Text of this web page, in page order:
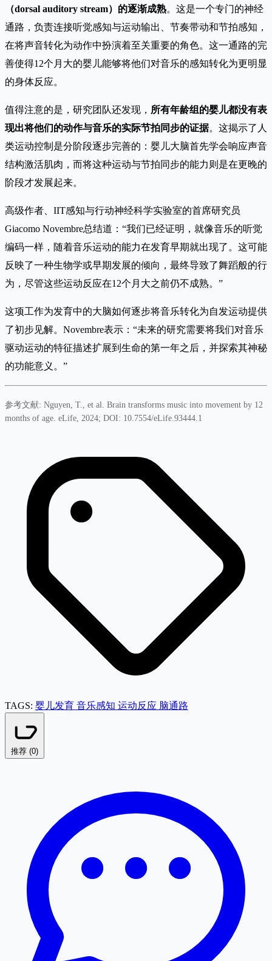
（dorsal auditory stream）的逐渐成熟。这是一个专门的神经
通路，负责连接听觉感知与运动输出、节奏带动和节拍感知，
在将声音转化为动作中扮演着至关重要的角色。这一通路的完
善使得12个月大的婴儿能够将他们对音乐的感知转化为更明显
的身体反应。
值得注意的是，研究团队还发现， 所有年龄组的婴儿都没有表
现出将他们的动作与音乐的实际节拍同步的证据。这揭示了人
类运动控制是分阶段逐步完善的：婴儿大脑首先学会响应声音
结构激活肌肉，而将这种运动与节拍同步的能力则是在更晚的
阶段才发展起来。
高级作者、IIT感知与行动神经科学实验室的首席研究员
Giacomo Novembre总结道：“我们已经证明，就像音乐的听觉
编码一样，随着音乐运动的能力在发育早期就出现了。这可能
反映了一种生物学或早期发展的倾向，最终导致了舞蹈般的行
为，尽管这些运动反应在12个月大之前仍不成熟。”
这项工作为发育中的大脑如何逐步将音乐转化为自发运动提供
了初步见解。Novembre表示：“未来的研究需要将我们对音乐
驱动运动的特征描述扩展到生命的第一年之后，并探索其神秘
的功能意义。”
参考文献: Nguyen, T., et al. Brain transforms music into movement by 12
months of age. eLife, 2024; DOI: 10.7554/eLife.93444.1
TAGS: 婴儿发育 音乐感知 运动反应 脑通路
推荐 (0)